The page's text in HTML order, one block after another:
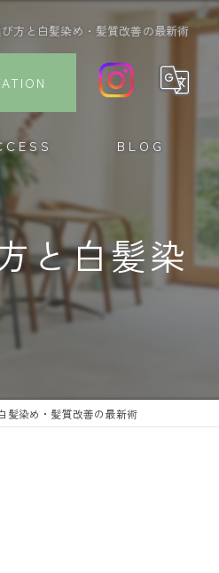
方と白髪染め・髪質改善の最新術
BLOG
と白髪染
髪染め・髪質改善の最新術